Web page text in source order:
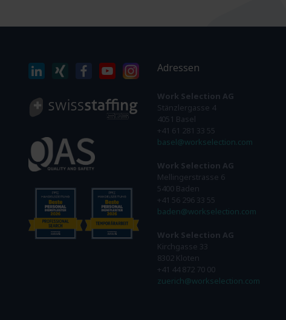
Adressen
Work Selection AG
Stänzlergasse 4
4051 Basel
+41 61 281 33 55
basel@workselection.com
Work Selection AG
Mellingerstrasse 6
5400 Baden
+41 56 296 33 55
baden@workselection.com
Work Selection AG
Kirchgasse 33
8302 Kloten
+41 44 872 70 00
zuerich@workselection.com